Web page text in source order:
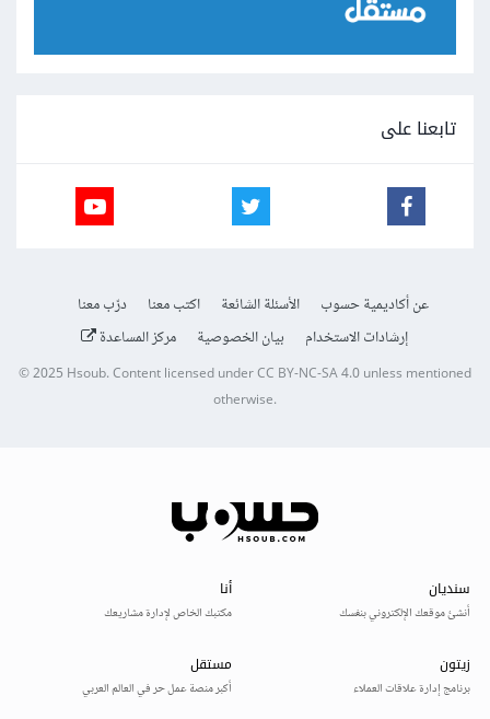
تابعنا على
عن أكاديمية حسوب الأسئلة الشائعة اكتب معنا
درّب معنا
إرشادات الاستخدام
بيان الخصوصية مركز المساعدة
© 2025Hsoub.Content licensed underCC BY-NC-SA 4.0unless mentioned
otherwise.